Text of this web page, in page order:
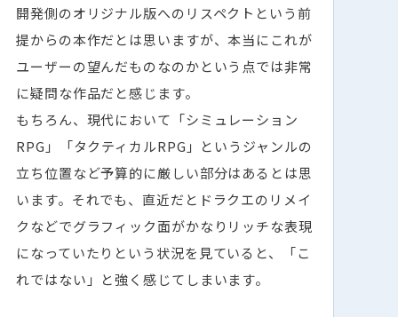
開発側のオリジナル版へのリスペクトという前
提からの本作だとは思いますが、本当にこれが
ユーザーの望んだものなのかという点では非常
に疑問な作品だと感じます。
もちろん、現代において「シミュレーション
RPG」「タクティカルRPG」というジャンルの
立ち位置など予算的に厳しい部分はあるとは思
います。それでも、直近だとドラクエのリメイ
クなどでグラフィック面がかなりリッチな表現
になっていたりという状況を見ていると、「こ
れではない」と強く感じてしまいます。